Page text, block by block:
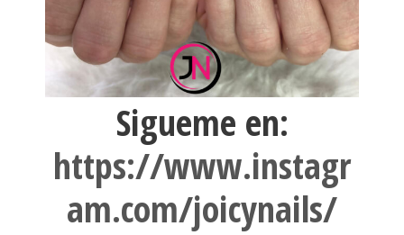
Sigueme en:
https://www.instagr
am.com/joicynails/